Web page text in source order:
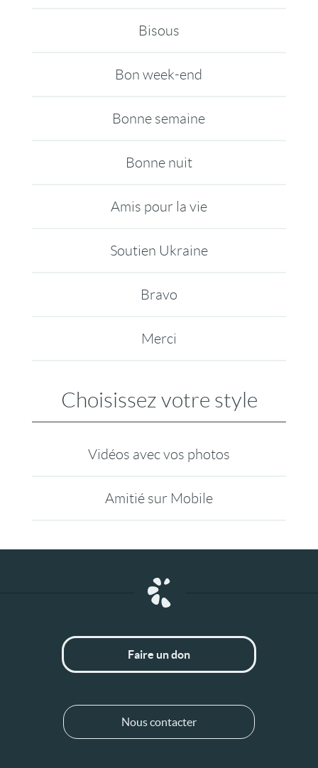
Bisous
Bon week-end
Bonne semaine
Bonne nuit
Amis pour la vie
Soutien Ukraine
Bravo
Merci
Choisissez votre style
Vidéos avec vos photos
Amitié sur Mobile
Faire un don
Nous contacter